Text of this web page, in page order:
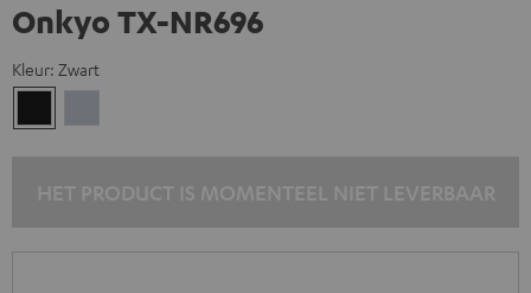
Onkyo TX-NR696
Kleur: Zwart